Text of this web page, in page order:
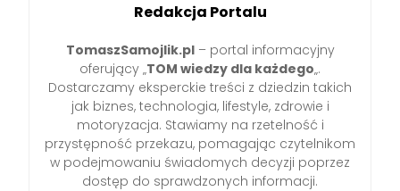
Redakcja Portalu
TomaszSamojlik.pl– portal informacyjny
oferujący „TOM wiedzy dla każdego„.
Dostarczamy eksperckie treści z dziedzin takich
jak biznes, technologia, lifestyle, zdrowie i
motoryzacja. Stawiamy na rzetelność i
przystępność przekazu, pomagając czytelnikom
w podejmowaniu świadomych decyzji poprzez
dostęp do sprawdzonych informacji.